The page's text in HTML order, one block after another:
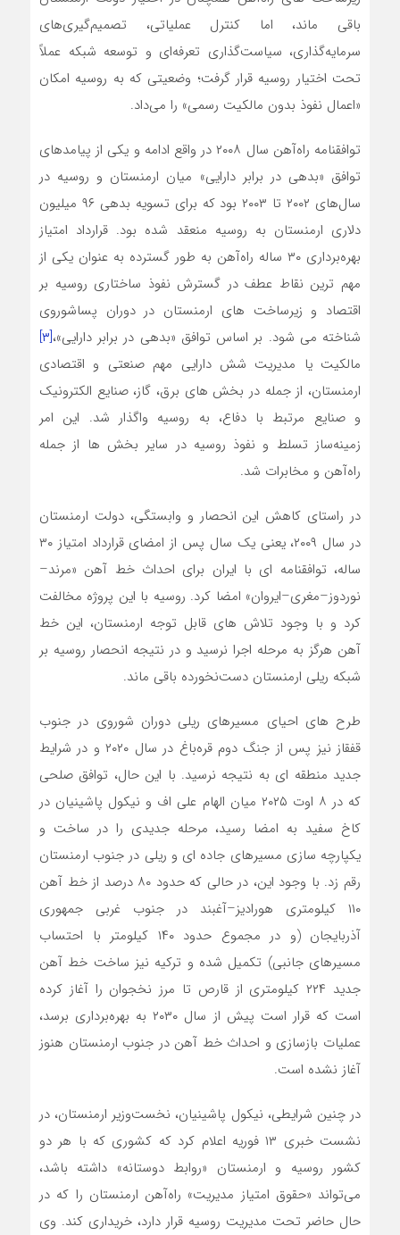
باقی ماند، اما کنترل عملیاتی، تصمیم‌گیری‌های
سرمایه‌گذاری، سیاست‌گذاری تعرفه‌ای و توسعه شبکه عملاً
تحت اختیار روسیه قرار گرفت؛ وضعیتی که به روسیه امکان
«اعمال نفوذ بدون مالکیت رسمی» را می‌داد.
توافقنامه راه‌آهن سال ۲۰۰۸ در واقع ادامه و یکی از پیامدهای
توافق «بدهی در برابر دارایی» میان ارمنستان و روسیه در
سال‌های ۲۰۰۲ تا ۲۰۰۳ بود که برای تسویه بدهی ۹۶ میلیون
دلاری ارمنستان به روسیه منعقد شده بود. قرارداد امتیاز
بهره‌برداری ۳۰ ساله راه‌آهن به ‌طور گسترده به ‌عنوان یکی از
مهم ‌ترین نقاط عطف در گسترش نفوذ ساختاری روسیه بر
اقتصاد و زیرساخت ‌های ارمنستان در دوران پساشوروی
شناخته می ‌شود. بر اساس توافق «بدهی در برابر دارایی»،[۳]
مالکیت یا مدیریت شش دارایی مهم صنعتی و اقتصادی
ارمنستان، از جمله در بخش‌ های برق، گاز، صنایع الکترونیک
و صنایع مرتبط با دفاع، به روسیه واگذار شد. این امر
زمینه‌ساز تسلط و نفوذ روسیه در سایر بخش‌ ها از جمله
راه‌آهن و مخابرات شد.
در راستای کاهش این انحصار و وابستگی، دولت ارمنستان
در سال ۲۰۰۹، یعنی یک سال پس از امضای قرارداد امتیاز ۳۰
ساله، توافقنامه ‌ای با ایران برای احداث خط آهن «مرند–
نوردوز–مغری–ایروان» امضا کرد. روسیه با این پروژه مخالفت
کرد و با وجود تلاش‌ های قابل توجه ارمنستان، این خط
آهن هرگز به مرحله اجرا نرسید و در نتیجه انحصار روسیه بر
شبکه ریلی ارمنستان دست‌نخورده باقی ماند.
طرح ‌های احیای مسیرهای ریلی دوران شوروی در جنوب
قفقاز نیز پس از جنگ دوم قره‌باغ در سال ۲۰۲۰ و در شرایط
جدید منطقه ‌ای به نتیجه نرسید. با این حال، توافق صلحی
که در ۸ اوت ۲۰۲۵ میان الهام علی ‌اف و نیکول پاشینیان در
کاخ سفید به امضا رسید، مرحله جدیدی را در ساخت و
یکپارچه‌ سازی مسیرهای جاده ‌ای و ریلی در جنوب ارمنستان
رقم زد. با وجود این، در حالی که حدود ۸۰ درصد از خط آهن
۱۱۰ کیلومتری هورادیز–آغبند در جنوب ‌غربی جمهوری
آذربایجان (و در مجموع حدود ۱۴۰ کیلومتر با احتساب
مسیرهای جانبی) تکمیل شده و ترکیه نیز ساخت خط آهن
جدید ۲۲۴ کیلومتری از قارص تا مرز نخجوان را آغاز کرده
است که قرار است پیش از سال ۲۰۳۰ به بهره‌برداری برسد،
عملیات بازسازی و احداث خط آهن در جنوب ارمنستان هنوز
آغاز نشده است.
در چنین شرایطی، نیکول پاشینیان، نخست‌وزیر ارمنستان، در
نشست خبری ۱۳ فوریه اعلام کرد که کشوری که با هر دو
کشور روسیه و ارمنستان «روابط دوستانه» داشته باشد،
می‌تواند «حقوق امتیاز مدیریت» راه‌آهن ارمنستان را که در
حال حاضر تحت مدیریت روسیه قرار دارد، خریداری کند. وی